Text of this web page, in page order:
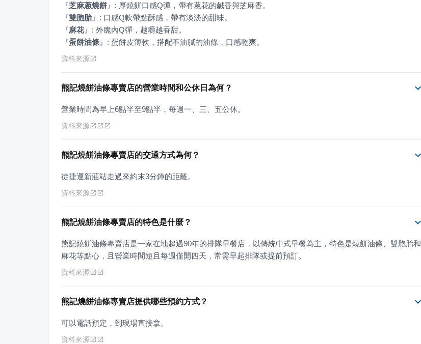
『芝麻蔥燒餅 』
『雙胞胎』
『麻花』
『蛋餅油條 』 : 蛋餅皮薄軟，搭配不油膩的油條，口感乾爽。
資料來源
熊記燒餅油條專賣店的營業時間和公休日為何？
營業時間為早上6點半至9點半，每週一、三、五公休。
資料來源
熊記燒餅油條專賣店的交通方式為何？
從捷運新莊站走過來約末3分鐘的距離。
資料來源
熊記燒餅油條專賣店的特色是什麼？
熊記燒餅油條專賣店是一家在地超過90年的排隊早餐店，以傳統中式早餐為主，特色是燒餅油條、雙胞胎和
麻花等點心，且營業時間短且每週僅開四天，常需早起排隊或提前預訂。
資料來源
熊記燒餅油條專賣店提供哪些預約方式？
可以電話預定，到現場直接拿。
資料來源